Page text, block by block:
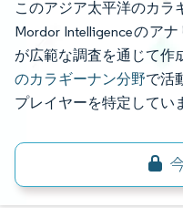
このアジア太平洋のカラ
Mordor Intelligenceのア
が広範な調査を通じて作
のカラギーナン分野で活
プレイヤーを特定してい